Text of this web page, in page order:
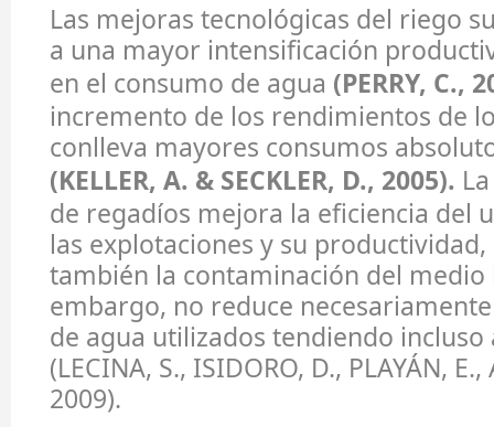
Las mejoras tecnológicas del riego
a una mayor intensificación
en el consumo de agua (PERRY, C.,
incremento de los rendimientos de
conlleva mayores consumos
(KELLER, A. & SECKLER, D., 2005).
de regadíos mejora la eficiencia del
las explotaciones y su
también la contaminación del medio
embargo, no reduce
de agua utilizados tendiendo
(LECINA, S., ISIDORO, D., PLAYÁN, E.,
2009).